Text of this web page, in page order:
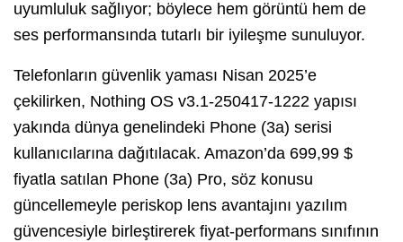
uyumluluk sağlıyor; böylece hem görüntü hem de
ses performansında tutarlı bir iyileşme sunuluyor.
Telefonların güvenlik yaması Nisan 2025’e
çekilirken, Nothing OS v3.1-250417-1222 yapısı
yakında dünya genelindeki Phone (3a) serisi
kullanıcılarına dağıtılacak. Amazon’da 699,99 $
fiyatla satılan Phone (3a) Pro, söz konusu
güncellemeyle periskop lens avantajını yazılım
güvencesiyle birleştirerek fiyat-performans sınıfının